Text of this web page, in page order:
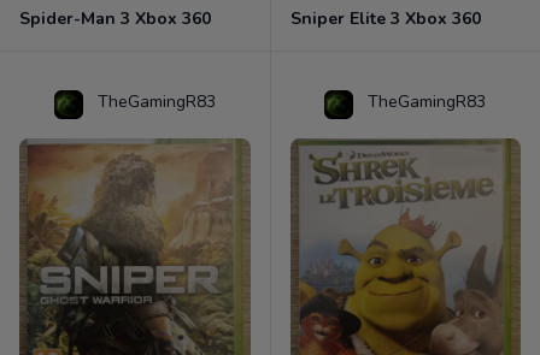
Spider-Man 3 Xbox 360 Sniper Elite 3 Xbox 360
TheGamingR83 TheGamingR83